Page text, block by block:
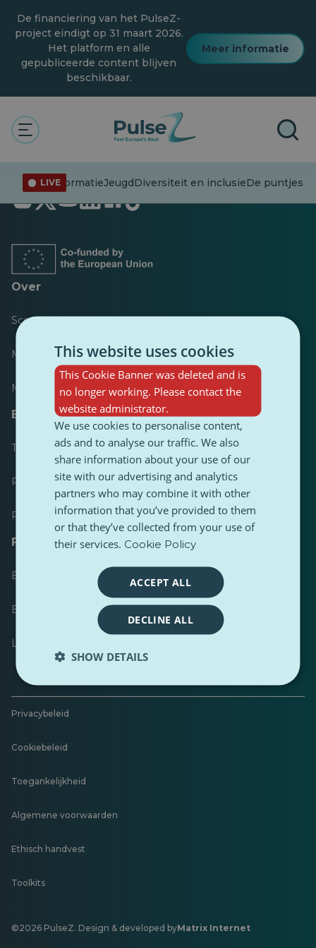
naar
hoofdinhoud
De financiering van het PulseZ-
project eindigt op 31 maart 2026.
Het platform en alle
gepubliceerde content blijven
beschikbaar.
Meer informatie
LIVE
DesinformatieJeugdDiversiteit en inclusieDe puntjes
Opent
in
tabblad
Opent
in
tabblad
Opent
in
tabblad
in
tabblad
in
tabblad
in
Over
Scorebord
Meest gepubliceerd
Meest gevolgd
Bronnen voor journalisten
Toolkits
PulseZ Content Stijlgids
PulseZ Richtlijn voor bijdragen
FAQs
Een verzoek indienen
Een probleem melden
Laat feedback achter
Privacybeleid
Cookiebeleid
Toegankelijkheid
Algemene voorwaarden
Ethisch handvest
Toolkits
©2026 PulseZ. Design & developed byMatrix Internet
Opent
This website uses cookies
This Cookie Banner was deleted and is
no longer working. Please contact the
website administrator.
We use cookies to personalise content,
ads and to analyse our traffic. We also
share information about your use of our
site with our advertising and analytics
partners who may combine it with other
information that you’ve provided to them
or that they’ve collected from your use of
their services. Cookie Policy
ACCEPT ALL
DECLINE ALL
SHOW DETAILS